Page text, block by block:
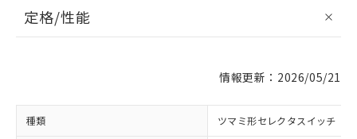
定格/性能
情報更新：2026/05/21
種類 ツマミ形セレクタスイッチ